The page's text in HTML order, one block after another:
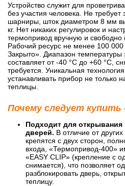
титановая
В
«Умница
Мини»
Устройство служит для
без участия человека. Не
шарниры, шток диаметром 8 мм
кг. Нет никаких регулировок и
термопривод вручную и свободно
Рабочий ресурс не менее 100
Закрыто». Диапазон температуры
составляет от -40 °C до +60 °C,
требуется. Уникальная
устанавливать прибор не только
теплицы.
Почему следует купить
Подходит для открывания
дверей. В отличие от
крепятся с двух сторон,
входа, «Термопривод-400»
«EASY CLIP» (крепление с
снимается), что позволяет
разблокировать дверь,
теплицу.